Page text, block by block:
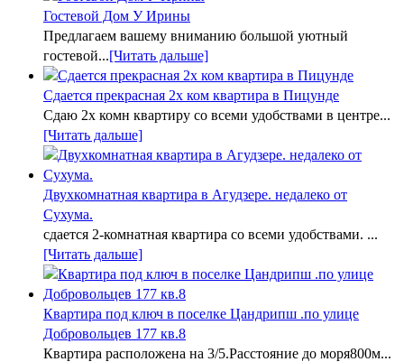
Гостевой Дом У Ирины
Предлагаем вашему вниманию большой уютный
гостевой...[Читать дальше]
Сдается прекрасная 2х ком квартира в Пицунде
Сдаю 2х комн квартиру со всеми удобствами в центре...
[Читать дальше]
Двухкомнатная квартира в Агудзере. недалеко от
Сухума.
сдается 2-комнатная квартира со всеми удобствами. ...
[Читать дальше]
Квартира под ключ в поселке Цандрипш .по улице
Добровольцев 177 кв.8
Квартира расположена на 3/5.Расстояние до моря800м...